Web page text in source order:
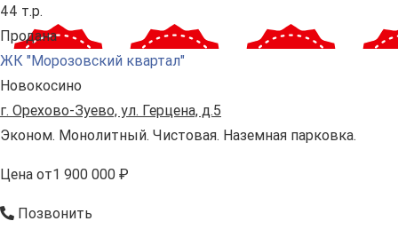
44 т.р.
Продана
ЖК "Морозовский квартал"
Новокосино
г. Орехово-Зуево, ул. Герцена, д.5
Эконом. Монолитный. Чистовая. Наземная парковка.
Цена от1 900 000 ₽
Позвонить